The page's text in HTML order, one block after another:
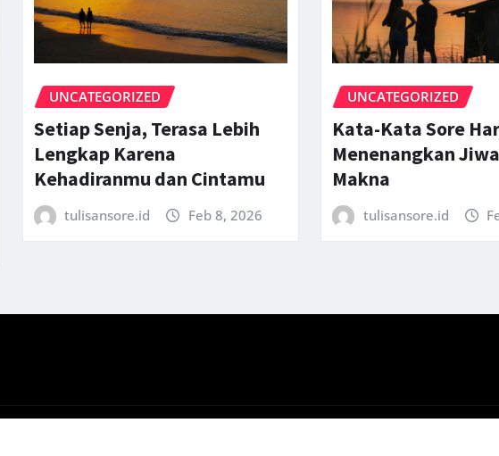
UNCATEGORIZED
Setiap Senja, Terasa Lebih
Lengkap Karena
Kehadiranmu dan Cintamu
tulisansore.id Feb 8, 2026
UNCATEGORIZED
Kata-Kata Sore
Menenangkan
Makna
tulisansore.id